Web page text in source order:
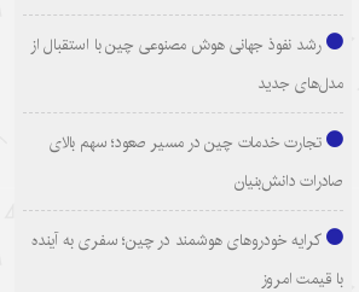
رشد نفوذ جهانی هوش مصنوعی چین با استقبال از
مدل‌های جدید
تجارت خدمات چین در مسیر صعود؛ سهم بالای
صادرات دانش‌بنیان
کرایه خودروهای هوشمند در چین؛ سفری به آینده
با قیمت امروز